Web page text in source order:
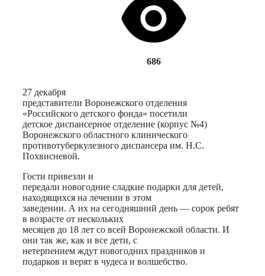
686
27 декабря
представители Воронежского отделения
«Российского детского фонда» посетили
детское диспансерное отделение (корпус №4)
Воронежского областного клинического
противотуберкулезного диспансера им. Н.С.
Похвисневой.
Гости привезли и
передали новогодние сладкие подарки для детей,
находящихся на лечении в этом
заведении. А их на сегодняшний день — сорок ребят
в возрасте от нескольких
месяцев до 18 лет со всей Воронежской области. И
они так же, как и все дети, с
нетерпением ждут новогодних праздников и
подарков и верят в чудеса и волшебство.